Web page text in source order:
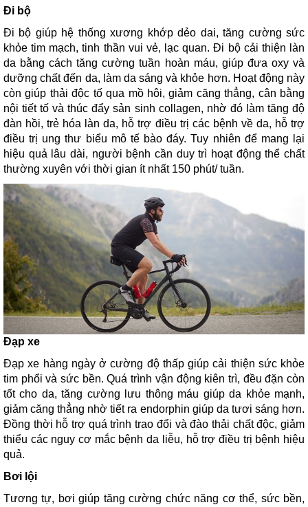
Đi bộ
Đi bộ giúp hệ thống xương khớp dẻo dai, tăng cường sức
khỏe tim mạch, tinh thần vui vẻ, lạc quan. Đi bộ cải thiện làn
da bằng cách tăng cường tuần hoàn máu, giúp đưa oxy và
dưỡng chất đến da, làm da sáng và khỏe hơn. Hoạt động này
còn giúp thải độc tố qua mồ hôi, giảm căng thẳng, cân bằng
nội tiết tố và thúc đẩy sản sinh collagen, nhờ đó làm tăng độ
đàn hồi, trẻ hóa làn da, hỗ trợ điều trị các bệnh về da, hỗ trợ
điều trị ung thư biểu mô tế bào đáy. Tuy nhiên để mang lại
hiệu quả lâu dài, người bệnh cần duy trì hoạt động thể chất
thường xuyên với thời gian ít nhất 150 phút/ tuần.
Đạp xe
Đạp xe hàng ngày ở cường độ thấp giúp cải thiện sức khỏe
tim phổi và sức bền. Quá trình vận động kiên trì, đều đặn còn
tốt cho da, tăng cường lưu thông máu giúp da khỏe mạnh,
giảm căng thẳng nhờ tiết ra endorphin giúp da tươi sáng hơn.
Đồng thời hỗ trợ quá trình trao đổi và đào thải chất độc, giảm
thiểu các nguy cơ mắc bệnh da liễu, hỗ trợ điều trị bệnh hiệu
quả.
Bơi lội
Tương tự, bơi giúp tăng cường chức năng cơ thể, sức bền,